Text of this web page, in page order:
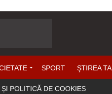
SPORT ŞTIREA TA
POLITICĂ DE COOKIES